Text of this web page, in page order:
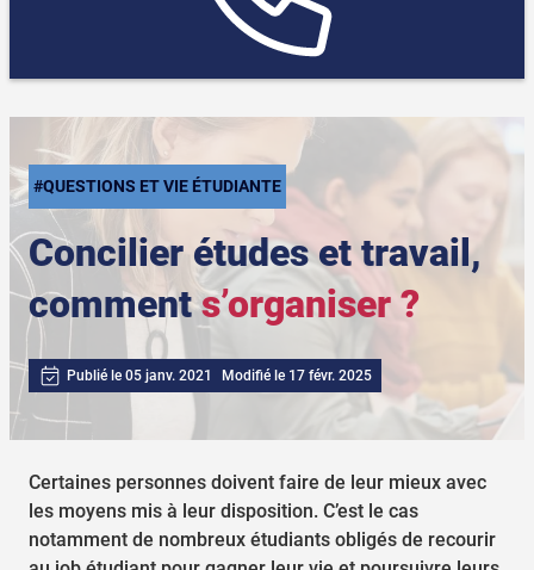
#QUESTIONS ET VIE ÉTUDIANTE
Concilier études et travail,
comments’organiser ?
Publié le 05 janv. 2021 Modifié le 17 févr. 2025
Certaines personnes doivent faire de leur mieux avec
les moyens mis à leur disposition. C’est le cas
notamment de nombreux étudiants obligés de recourir